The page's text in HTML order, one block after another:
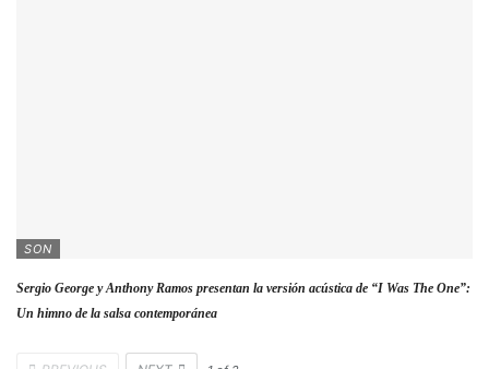
SON
Sergio George y Anthony Ramos presentan la versión acústica de “I Was The One”:
Un himno de la salsa contemporánea